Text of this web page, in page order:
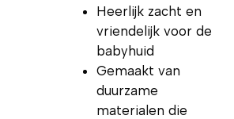
Heerlijk zacht en
vriendelijk voor de
babyhuid
Gemaakt van
duurzame
materialen die